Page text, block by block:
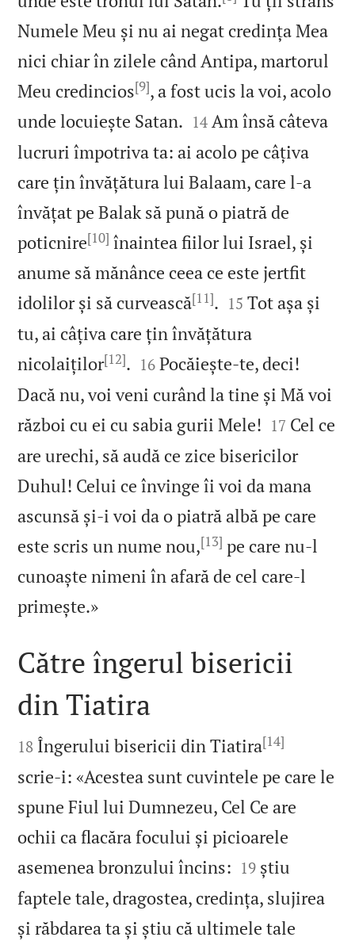
Numele Meu și nu ai negat credința Mea
nici chiar în zilele când Antipa, martorul
Meu credincios[9], a fost ucis la voi, acolo
unde locuiește Satan. 

14 Am însă câteva
lucruri împotriva ta: ai acolo pe câțiva
care țin învățătura lui Balaam, care l‑a
învățat pe Balak să pună o piatră de
poticnire[10] înaintea fiilor lui Israel, și
anume să mănânce ceea ce este jertfit
idolilor și să curvească[11]. 

15 Tot așa și
tu, ai câțiva care țin învățătura
nicolaiților[12]. 

16 Pocăiește‑te, deci!
Dacă nu, voi veni curând la tine și Mă voi
război cu ei cu sabia gurii Mele! 

17 Cel ce
are urechi, să audă ce zice bisericilor
Duhul! Celui ce învinge îi voi da mana
ascunsă și‑i voi da o piatră albă pe care
este scris un nume nou,[13] pe care nu‑l
cunoaște nimeni în afară de cel care‑l
primește.»

Către îngerul bisericii
din Tiatira

18 Îngerului bisericii din Tiatira[14]
scrie‑i: «Acestea sunt cuvintele pe care le
spune Fiul lui Dumnezeu, Cel Ce are
ochii ca flacăra focului și picioarele
asemenea bronzului încins: 

19 știu
faptele tale, dragostea, credința, slujirea
și răbdarea ta și știu că ultimele tale